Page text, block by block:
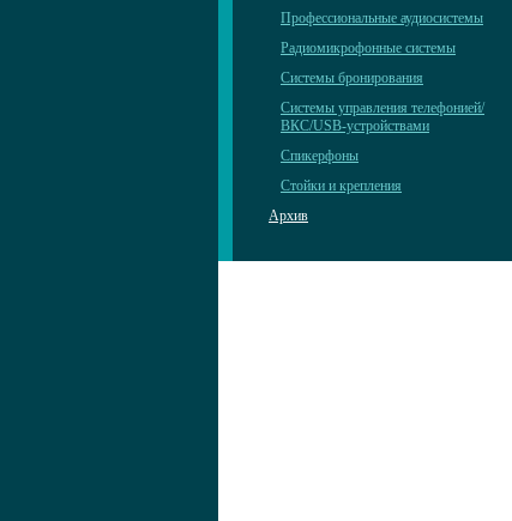
Профессиональные аудиосистемы
Радиомикрофонные системы
Системы бронирования
Системы управления телефонией/
ВКС/USB-устройствами
Спикерфоны
Стойки и крепления
Архив